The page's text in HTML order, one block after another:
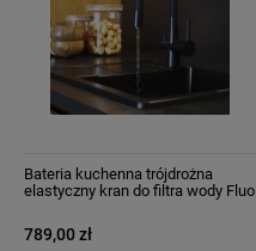
Bateria kuchenna trójdrożna
elastyczny kran do filtra wody Fluo
789,00 zł